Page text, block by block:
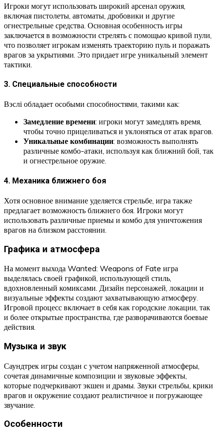
Игроки могут использовать широкий арсенал оружия,
включая пистолеты, автоматы, дробовики и другие
огнестрельные средства. Основная особенность игры
заключается в возможности стрелять с помощью кривой пули,
что позволяет игрокам изменять траекторию пуль и поражать
врагов за укрытиями. Это придает игре уникальный элемент
тактики.
3. Специальные способности
Вэслі обладает особыми способностями, такими как:
Замедление времени: игроки могут замедлять время,
чтобы точно прицеливаться и уклоняться от атак врагов.
Уникальные комбинации: возможность выполнять
различные комбо-атаки, используя как ближний бой, так
и огнестрельное оружие.
4. Механика ближнего боя
Хотя основное внимание уделяется стрельбе, игра также
предлагает возможность ближнего боя. Игроки могут
использовать различные приемы и комбо для уничтожения
врагов на близком расстоянии.
Графика и атмосфера
На момент выхода Wanted: Weapons of Fate игра
выделялась своей графикой, использующей стиль,
вдохновленный комиксами. Дизайн персонажей, локации и
визуальные эффекты создают захватывающую атмосферу.
Игровой процесс включает в себя как городские локации, так
и более открытые пространства, где разворачиваются боевые
действия.
Музыка и звук
Саундтрек игры создан с учетом напряженной атмосферы,
сочетая динамичные композиции и звуковые эффекты,
которые подчеркивают экшен и драмы. Звуки стрельбы, крики
врагов и окружение создают реалистичное и погружающее
звучание.
Особенности